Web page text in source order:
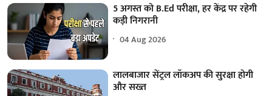
5 अगस्त को B.Ed परीक्षा, हर केंद्र पर रहेगी
कड़ी निगरानी
04 Aug 2026
लालबाजार सेंट्रल लॉकअप की सुरक्षा होगी
और सख्त